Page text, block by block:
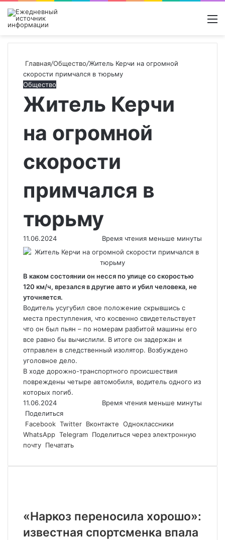
Поиск
Switch
Главная/Общество/Житель Керчи на огромной
скорости примчался в тюрьму
Общество
Житель Керчи
на огромной
скорости
примчался в
тюрьму
11.06.2024 Время чтения меньше минуты
В каком состоянии он несся по улице со скоростью
120 км/ч, врезался в другие авто и убил человека, не
уточняется.
Водитель усугубил свое положение скрывшись с
места преступления, что косвенно свидетельствует
что он был пьян – по номерам разбитой машины его
все равно бы вычислили. В итоге он задержан и
отправлен в следственный изолятор. Возбуждено
уголовное дело.
В ходе дорожно-транспортного происшествия
повреждены четыре автомобиля, водитель одного из
которых погиб.
11.06.2024
Время чтения меньше минуты
Поделиться
Facebook Twitter Вконтакте Одноклассники
WhatsApp Telegram Поделиться через электронную
почту Печатать
«Наркоз переносила хорошо»:
известная спортсменка впала